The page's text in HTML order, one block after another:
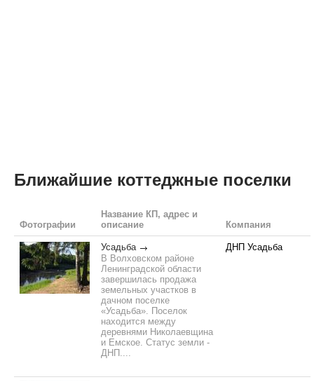
Ближайшие коттеджные поселки
Фотографии
Название КП, адрес и
описание
Компания
Усадьба
В Волховском районе
Ленинградской области
завершилась продажа
земельных участков в
дачном поселке
«Усадьба». Поселок
находится между
деревнями Николаевщина
и Емское. Статус земли -
ДНП....
ДНП Усадьба